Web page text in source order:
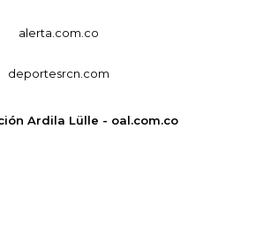
alerta.com.co
deportesrcn.com
Ardila Lülle - oal.com.co